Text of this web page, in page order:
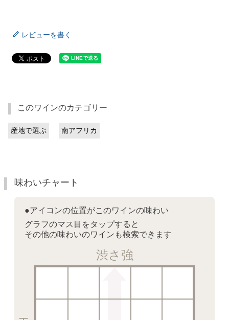
レビューを書く
このワインのカテゴリー
産地で選ぶ 南アフリカ
味わいチャート
●アイコンの位置がこのワインの味わい
グラフのマス目をタップすると
その他の味わいのワインも検索できます
渋さ強